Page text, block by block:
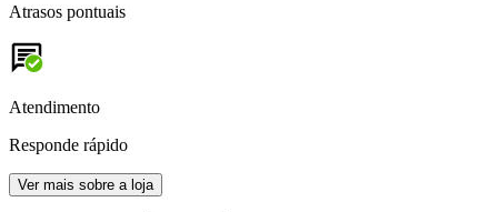
Atrasos pontuais
Atendimento
Responde rápido
Ver mais sobre a loja